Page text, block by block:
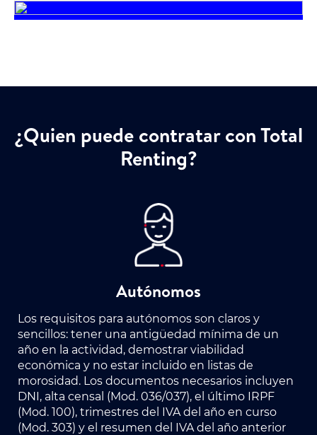
¿Quien puede contratar con Total
Renting?
Autónomos
Los requisitos para autónomos son claros y
sencillos: tener una antigüedad mínima de un
año en la actividad, demostrar viabilidad
económica y no estar incluido en listas de
morosidad. Los documentos necesarios incluyen
DNI, alta censal (Mod. 036/037), el último IRPF
(Mod. 100), trimestres del IVA del año en curso
(Mod. 303) y el resumen del IVA del año anterior